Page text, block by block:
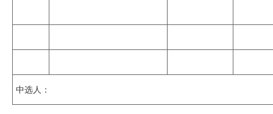
中选人：